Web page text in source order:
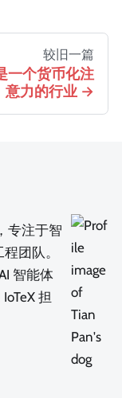
较旧一篇
一个货币化注
意力的行业
专注于智
团队。
智能体
担